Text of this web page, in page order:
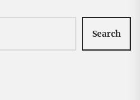
Search